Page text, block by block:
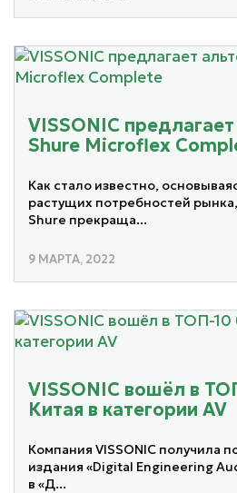
VISSONIC
Shure Microflex
Как стало известно,
растущих потребностей
Shure прекраща...
9 МАРТА, 2022
VISSONIC вошёл в
Китая в категории AV
Компания VISSONIC получила
издания «Digital Engineering
в «Д...